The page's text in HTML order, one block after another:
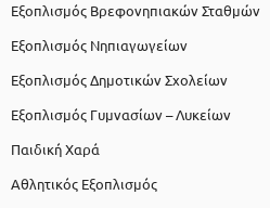
Εξοπλισμός Βρεφονηπιακών Σταθμών
Εξοπλισμός Νηπιαγωγείων
Εξοπλισμός Δημοτικών Σχολείων
Εξοπλισμός Γυμνασίων – Λυκείων
Παιδική Χαρά
Αθλητικός Εξοπλισμός